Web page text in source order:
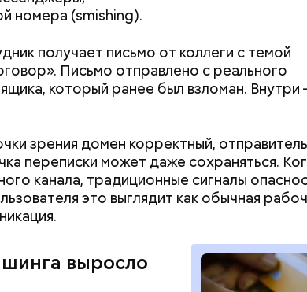
номера (smishing).
получает письмо от коллеги с темой
Письмо отправлено с реального
который ранее был взломан.
зрения домен корректный, отправитель
переписки может даже сохраняться.
канала, традиционные сигналы
это выглядит как обычная
выросло